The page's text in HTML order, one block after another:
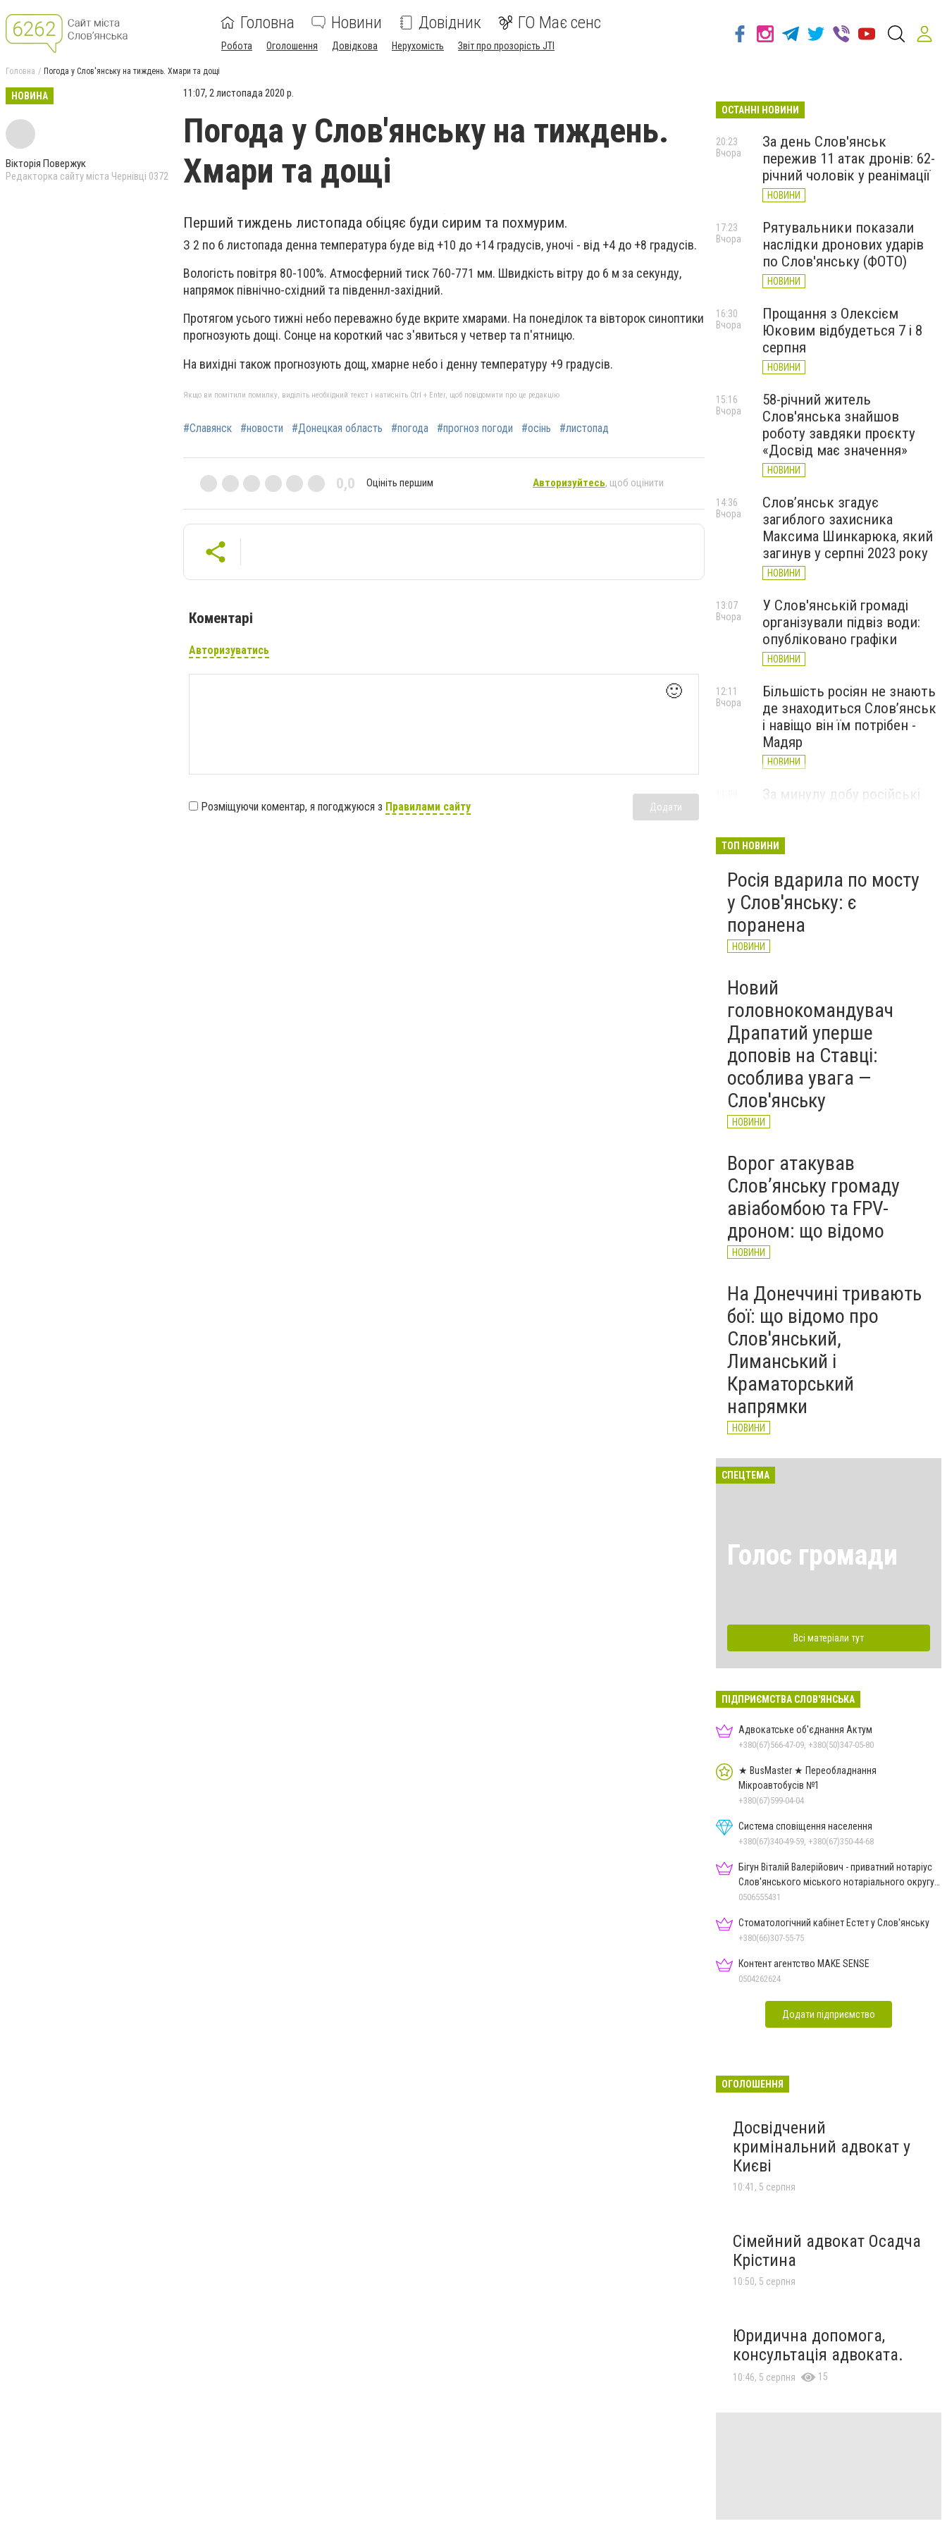
Головна Новини Довідник ГО Має сенс
Робота Оголошення Довідкова Нерухомість Звіт про прозорість JTI
Головна Погода у Слов'янську на тиждень. Хмари та дощі
НОВИНА
Вікторія Повержук
Редакторка сайту міста Чернівці 0372
11:07, 2 листопада 2020 р.
Погода у Слов'янську на тиждень.
Хмари та дощі
Перший тиждень листопада обіцяє буди сирим та похмурим.
З 2 по 6 листопада денна температура буде від +10 до +14 градусів, уночі - від +4 до +8 градусів.
Вологість повітря 80-100%. Атмосферний тиск 760-771 мм. Швидкість вітру до 6 м за секунду,
напрямок північно-східний та південнл-західний.
Протягом усього тижні небо переважно буде вкрите хмарами. На понеділок та вівторок синоптики
прогнозують дощі. Сонце на короткий час з'явиться у четвер та п'ятницю.
На вихідні також прогнозують дощ, хмарне небо і денну температуру +9 градусів.
Якщо ви помітили помилку, виділіть необхідний текст і натисніть Ctrl + Enter, щоб повідомити про це редакцію
#Славянск #новости #Донецкая область #погода #прогноз погоди #осінь #листопад
0,0 Оцініть першим Авторизуйтесь, щоб оцінити
Коментарі
Авторизуватись
🙂
Розміщуючи коментар, я погоджуюся з Правилами сайту Додати
ОСТАННІ НОВИНИ
За день Слов'янськ
пережив 11 атак дронів: 62-
річний чоловік у реанімації
НОВИНИ
20:23
Вчора
Рятувальники показали
наслідки дронових ударів
по Слов'янську (ФОТО)
НОВИНИ
17:23
Вчора
Прощання з Олексієм
Юковим відбудеться 7 і 8
серпня
НОВИНИ
16:30
Вчора
58-річний житель
Слов'янська знайшов
роботу завдяки проєкту
«Досвід має значення»
НОВИНИ
15:16
Вчора
Слов’янськ згадує
загиблого захисника
Максима Шинкарюка, який
загинув у серпні 2023 року
НОВИНИ
14:36
Вчора
У Слов'янській громаді
організували підвіз води:
опубліковано графіки
НОВИНИ
13:07
Вчора
Більшість росіян не знають
де знаходиться Слов’янськ
і навіщо він їм потрібен -
Мадяр
НОВИНИ
12:11
Вчора
За минулу добу російські
великої війни: 6 серпня
ТОП НОВИНИ
Росія вдарила по мосту
у Слов'янську: є
поранена
НОВИНИ
Новий
головнокомандувач
Драпатий уперше
доповів на Ставці:
особлива увага —
Слов'янську
НОВИНИ
Ворог атакував
Слов’янську громаду
авіабомбою та FPV-
дроном: що відомо
НОВИНИ
На Донеччині тривають
бої: що відомо про
Слов'янський,
Лиманський і
Краматорський
напрямки
НОВИНИ
СПЕЦТЕМА
Голос громади
Всі матеріали тут
ПІДПРИЄМСТВА СЛОВ'ЯНСЬКА
Адвокатське об'єднання Актум
+380(67)566-47-09, +380(50)347-05-80
★ BusMaster ★ Переобладнання
Мікроавтобусів №1
+380(67)599-04-04
Система сповіщення населення
+380(67)340-49-59, +380(67)350-44-68
Бігун Віталій Валерійович - приватний нотаріус
Слов'янського міського нотаріального округу
Дон.обл.
0506555431
Стоматологічний кабінет Естет у Слов'янську
+380(66)307-55-75
Контент агентство MAKE SENSE
0504262624
Додати підприємство
ОГОЛОШЕННЯ
Досвідчений
кримінальний адвокат у
Києві
10:41, 5 серпня
Сімейний адвокат Осадча
Крістина
10:50, 5 серпня
Юридична допомога,
консультація адвоката.
10:46, 5 серпня 15